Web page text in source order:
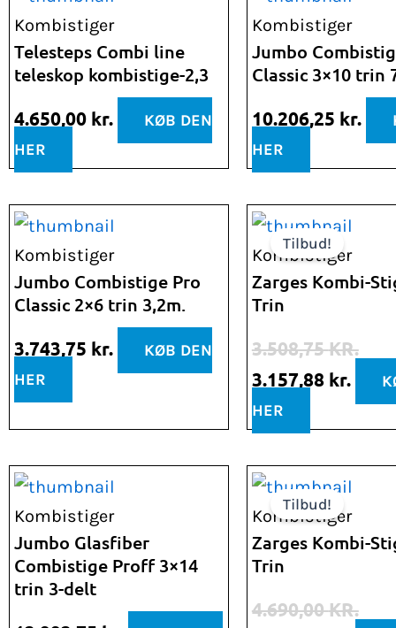
Kombistiger
Telesteps Combi line
teleskop kombistige-2,3
4.650,00 kr.
KØB DEN
HER
Kombistiger
Jumbo
Classic 3×10 trin
10.206,25 kr.
HER
Kombistiger
Jumbo Combistige Pro
Classic 2×6 trin 3,2m.
3.743,75 kr.
KØB DEN
HER
Tilbud!
Kombistiger
Zarges Kombi-
Trin
3.508,75KR.
Den
oprindelige
pris
var:
3.157,88 kr.
Den
pris
HER
Kombistiger
Jumbo Glasfiber
Combistige Proff 3×14
trin 3-delt
Tilbud!
Kombistiger
Zarges Kombi-
Trin
4.690,00KR.
Den
oprindelige
pris
var:
Den
pris